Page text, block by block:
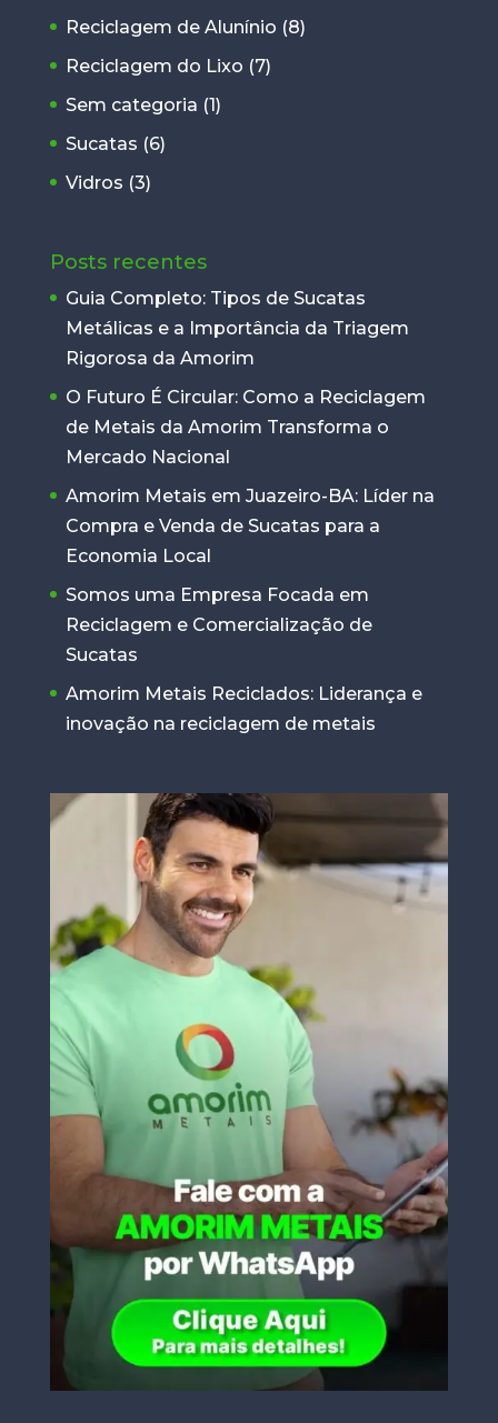
Reciclagem de Alunínio (8)
Reciclagem do Lixo (7)
Sem categoria (1)
Sucatas (6)
Vidros (3)
Posts recentes
Guia Completo: Tipos de Sucatas
Metálicas e a Importância da Triagem
Rigorosa da Amorim
O Futuro É Circular: Como a Reciclagem
de Metais da Amorim Transforma o
Mercado Nacional
Amorim Metais em Juazeiro-BA: Líder na
Compra e Venda de Sucatas para a
Economia Local
Somos uma Empresa Focada em
Reciclagem e Comercialização de
Sucatas
Amorim Metais Reciclados: Liderança e
inovação na reciclagem de metais